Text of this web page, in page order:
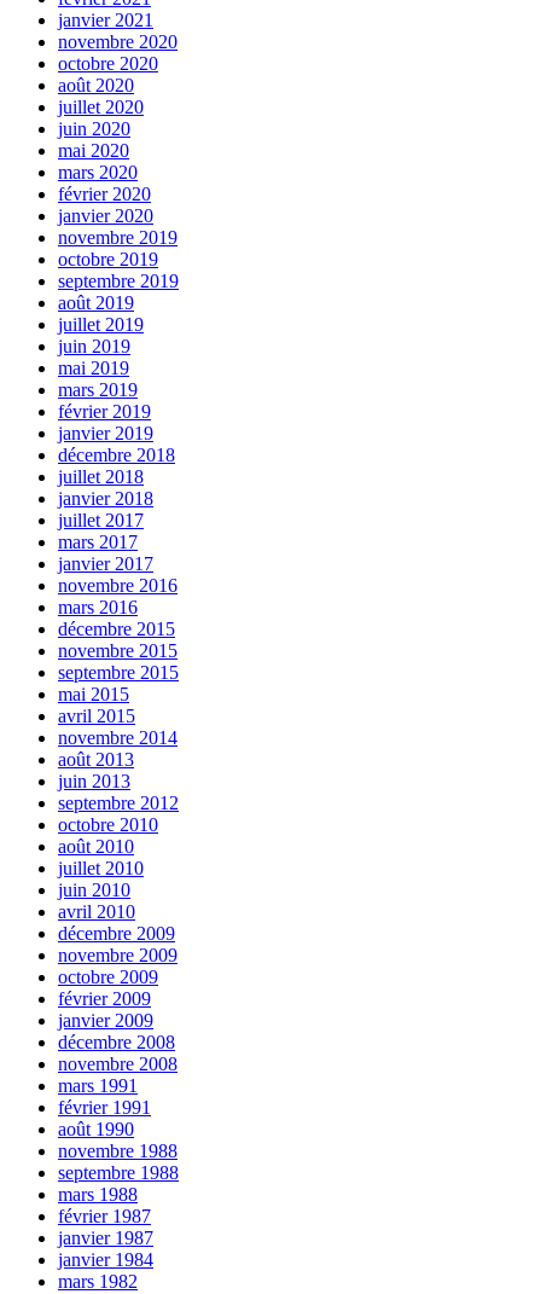
janvier 2021
novembre 2020
octobre 2020
août 2020
juillet 2020
juin 2020
mai 2020
mars 2020
février 2020
janvier 2020
novembre 2019
octobre 2019
septembre 2019
août 2019
juillet 2019
juin 2019
mai 2019
mars 2019
février 2019
janvier 2019
décembre 2018
juillet 2018
janvier 2018
juillet 2017
mars 2017
janvier 2017
novembre 2016
mars 2016
décembre 2015
novembre 2015
septembre 2015
mai 2015
avril 2015
novembre 2014
août 2013
juin 2013
septembre 2012
octobre 2010
août 2010
juillet 2010
juin 2010
avril 2010
décembre 2009
novembre 2009
octobre 2009
février 2009
janvier 2009
décembre 2008
novembre 2008
mars 1991
février 1991
août 1990
novembre 1988
septembre 1988
mars 1988
février 1987
janvier 1987
janvier 1984
mars 1982